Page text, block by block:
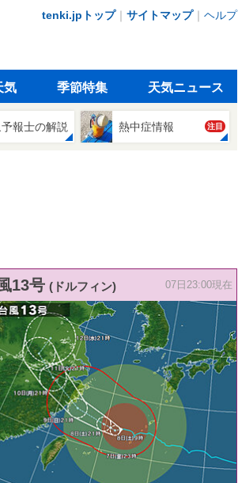
tenki.jpトップ｜ サイトマップ｜ ヘルプ
気 季節特集 天気ニュース
報士の解説 熱中症情報 注目
13号 (ドルフィン) 07日23:00現在